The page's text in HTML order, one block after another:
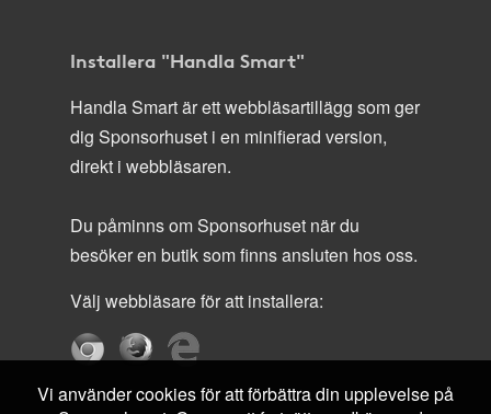
Installera "Handla Smart"
Handla Smart är ett webbläsartillägg som ger
dig Sponsorhuset i en minifierad version,
direkt i webbläsaren.
Du påminns om Sponsorhuset när du
besöker en butik som finns ansluten hos oss.
Välj webbläsare för att installera:
Vi använder cookies för att förbättra din upplevelse på